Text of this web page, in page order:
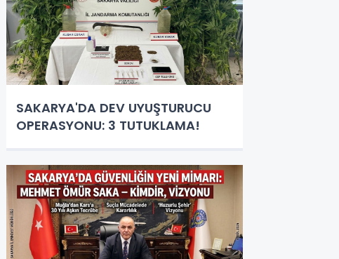
SAKARYA'DA DEV UYUŞTURUCU
OPERASYONU: 3 TUTUKLAMA!